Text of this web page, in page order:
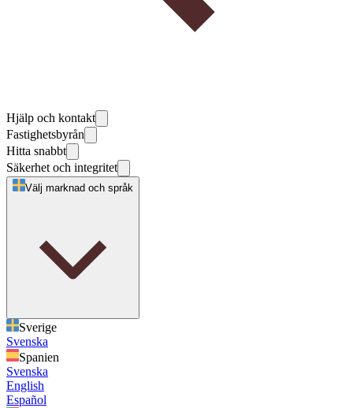
Hjälp och kontakt
Fastighetsbyrån
Hitta snabbt
Säkerhet och integritet
Välj marknad och språk
Sverige
Svenska
Spanien
Svenska
English
Español